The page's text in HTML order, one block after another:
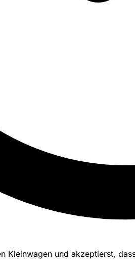
Kleinwagen und akzeptierst,